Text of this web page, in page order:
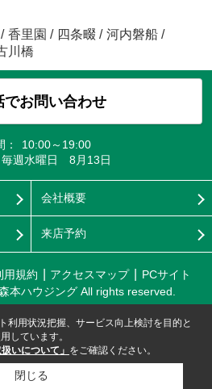
/ 香里園 / 四条畷 / 河内磐船 /
川橋
でお問い合わせ
10:00～19:00
毎週水曜日 8月13日
会社概要
来店予約
用規約 アクセスマップ
PCサイト
本ハウジング All rights reserved.
利用状況把握、サービス向上検討を目的と
しています。
いについて」 をご確認ください。
閉じる